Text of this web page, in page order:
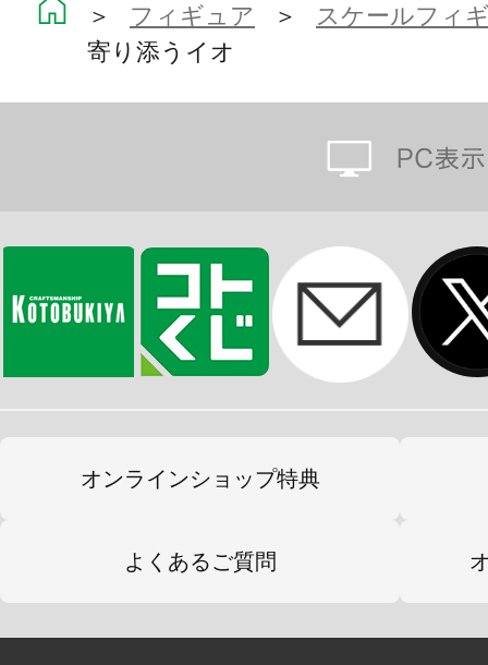
そんなダークでハードな世界観の中
待つイオ。
遠くを見つめ、主人公に想いを馳せ
台座や片手剣同様、包帯や手足の表
足の指先の動きや手の甲の骨ばった
かのような仕上がりになっています
で、是非現物にてご堪能ください。
＞ フィギュア ＞
スケールフィ
寄り添うイオ
オンラインショップ特典
よくあるご質問